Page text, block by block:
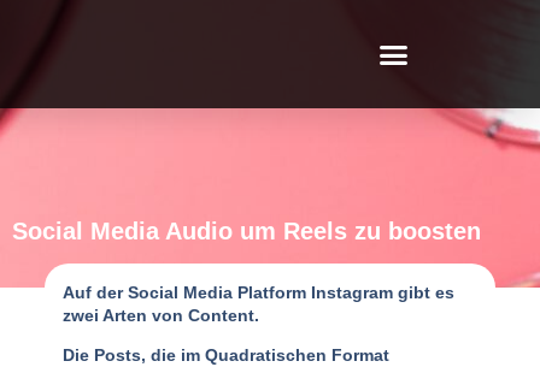
Social Media Audio um Reels zu boosten
Auf der Social Media Platform Instagram gibt es
zwei Arten von Content.
Die Posts, die im Quadratischen Format